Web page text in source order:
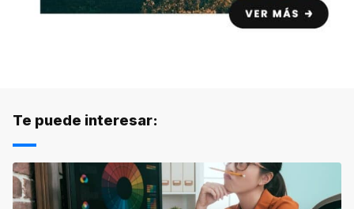
Te puede interesar: